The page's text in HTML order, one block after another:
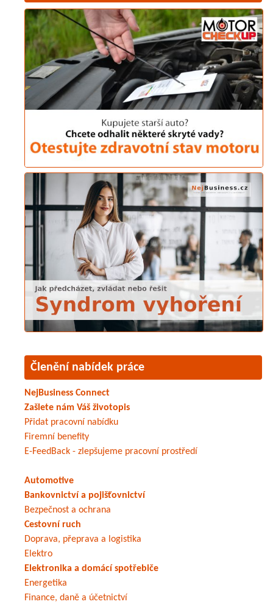
Členění nabídek práce
NejBusiness Connect
Zašlete nám Váš životopis
Přidat pracovní nabídku
Firemní benefity
E-FeedBack - zlepšujeme pracovní prostředí
Automotive
Bankovnictví a pojišťovnictví
Bezpečnost a ochrana
Cestovní ruch
Doprava, přeprava a logistika
Elektro
Elektronika a domácí spotřebiče
Energetika
Finance, daně a účetnictví